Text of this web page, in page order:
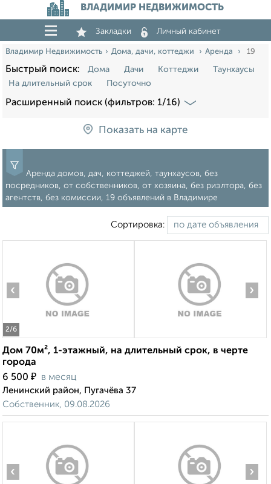
ВЛАДИМИР НЕДВИЖИМОСТЬ
Закладки Личный кабинет
Владимир Недвижимость Дома, дачи, коттеджи Аренда 19
Быстрый поиск: Дома Дачи Коттеджи
Таунхаусы
На длительный срок
Посуточно
Расширенный поиск (фильтров: 1/16)
Показать на карте
Аренда домов, дач, коттеджей, таунхаусов, без
посредников, от собственников, от хозяина, без риэлтора, без
агентств, без комиссии, 19 объявлений в Владимире
Сортировка:
2/6
‹ ›
Дом 70м², 1-этажный, на длительный срок, в черте
города
6 500 ₽ в месяц
Ленинский район, Пугачёва 37
Собственник, 09.08.2026
‹ ›